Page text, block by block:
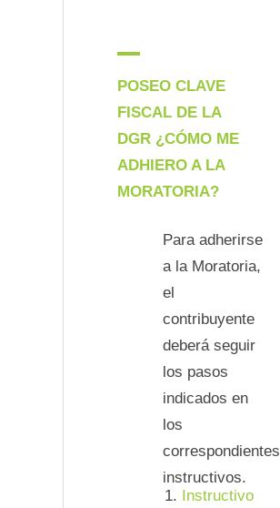
A
POSEO CLAVE
FISCAL DE LA
DGR ¿CÓMO ME
ADHIERO A LA
MORATORIA?
Para adherirse
a la Moratoria,
el
contribuyente
deberá seguir
los pasos
indicados en
los
correspondientes
instructivos.
Instructivo